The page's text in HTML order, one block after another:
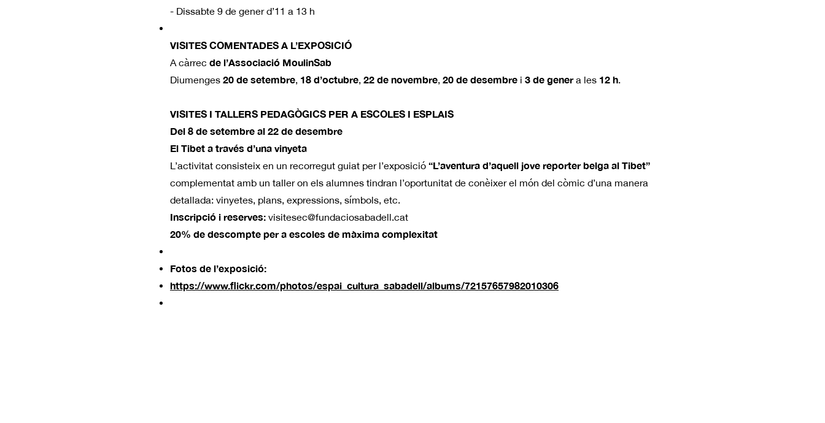
- Dissabte 9 de gener d’11 a 13 h
VISITES COMENTADES A L’EXPOSICIÓ
A càrrec de l’Associació MoulinSab
Diumenges 20 de setembre, 18 d’octubre, 22 de novembre, 20 de desembre i 3 de genera les 12 h.
VISITES I TALLERS PEDAGÒGICS PER A ESCOLES I ESPLAIS
Del 8 de setembre al 22 de desembre
El Tibet a través d’una vinyeta
L’activitat consisteix en un recorregut guiat per l’exposició “L’aventura d’aquell jove reporter belga al Tibet”
complementat amb un taller on els alumnes tindran l’oportunitat de conèixer el món del còmic d’una manera
detallada: vinyetes, plans, expressions, símbols, etc.
Inscripció i reserves: visitesec@fundaciosabadell.cat
20% de descompte per a escoles de màxima complexitat
Fotos de l’exposició:
https://www.flickr.com/photos/espai_cultura_sabadell/albums/72157657982010306